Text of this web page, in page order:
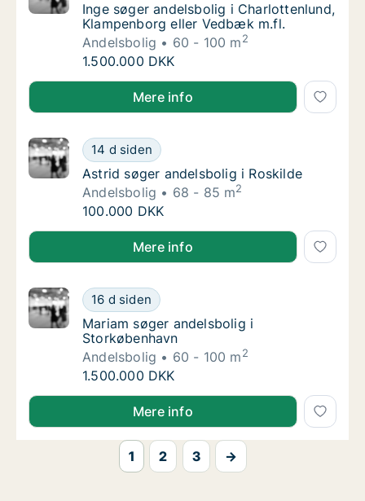
Inge søger andelsbolig i Charlottenlund,
Inge søger andelsbolig i Charlottenlund,
Klampenborg eller Vedbæk m.fl.
Andelsbolig
60 - 100 m2
Inge søger andelsbolig i Charlottenlund,
1.500.000 DKK
Inge søger andelsbolig i Charlottenlund,
Mere info
Astrid søger andelsbolig i Roskilde
14 d siden
Astrid søger andelsbolig i Roskilde
Astrid søger andelsbolig i Roskilde
Andelsbolig
68 - 85 m2
Astrid søger andelsbolig i Roskilde
100.000 DKK
Astrid søger andelsbolig i Roskilde
Mere info
Mariam søger andelsbolig i Storkøbenhavn
16 d siden
Mariam søger andelsbolig i Storkøbenhavn
Mariam søger andelsbolig i
Storkøbenhavn
Andelsbolig
60 - 100 m2
Mariam søger andelsbolig i Storkøbenhavn
1.500.000 DKK
Mariam søger andelsbolig i Storkøbenhavn
Mere info
1 2 3 →